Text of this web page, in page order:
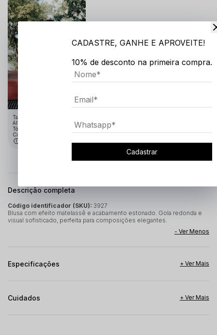
Tamanho:GG
Altura: 1.91
Tórax: 1.10
Cintura: 75
Descrição completa
Código identificador (SKU): 3927
Blusa com efeito matelassê e acabamento estonado. Gola redonda e
visual sofisticado, perfeita para composições elegantes.
Especificações
Cuidados
CADASTRE, GANHE E APROVEITE!
10% de desconto na primeira compra.
Cadastrar